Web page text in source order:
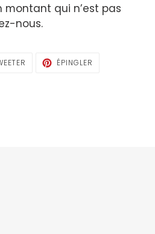
montant qui n’est pas
nous.
TWEETERÉPINGLER